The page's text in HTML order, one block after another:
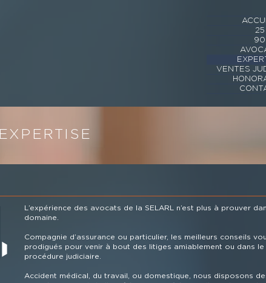
25
90
VENTES
EXPERTISE
L’expérience des avocats de la SELARL n’est plus à prouver
domaine.
Compagnie d’assurance ou particulier, les meilleurs conseils
prodigués pour venir à bout des litiges amiablement ou dans le
procédure judiciaire.
Accident médical, du travail, ou domestique, nous disposons